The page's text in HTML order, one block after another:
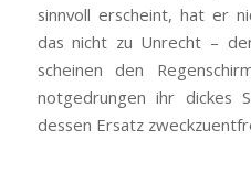
sinnvoll erscheint, hat er
das nicht zu Unrecht –
scheinen den
notgedrungen ihr dickes
dessen Ersatz